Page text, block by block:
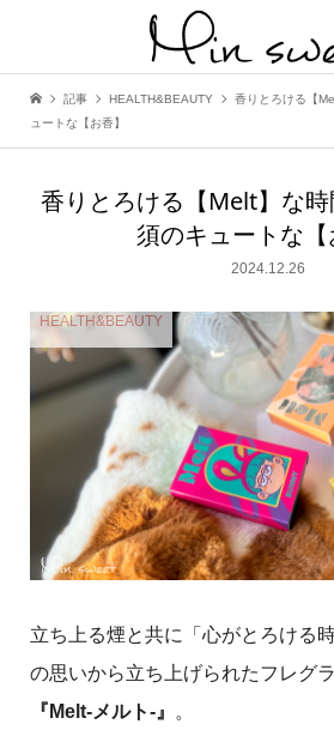
記事 HEALTH&BEAUTY
香りとろける【
ュートな【お香】
香りとろける【Melt】な
須のキュートな【
2024.12.26
HEALTH&BEAUTY
立ち上る煙と共に「心がとろける
の思いから立ち上げられたフレグ
『Melt-メルト-』
。